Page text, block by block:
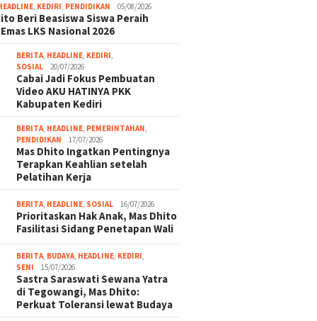
KEDIRI PENDIDIKAN 05/08/2026
Beri Beasiswa Siswa Peraih
LKS Nasional 2026
BERITA HEADLINE KEDIRI
SOSIAL
20/07/2026
Cabai Jadi Fokus Pembuatan
Video AKU HATINYA PKK
Kabupaten Kediri
BERITA HEADLINE PEMERINTAHAN
PENDIDIKAN
17/07/2026
Mas Dhito Ingatkan Pentingnya
Terapkan Keahlian setelah
Pelatihan Kerja
BERITA HEADLINE SOSIAL 16/07/2026
Prioritaskan Hak Anak, Mas Dhito
Fasilitasi Sidang Penetapan Wali
BERITA BUDAYA HEADLINE KEDIRI
SENI
15/07/2026
Sastra Saraswati Sewana Yatra
di Tegowangi, Mas Dhito:
Perkuat Toleransi lewat Budaya